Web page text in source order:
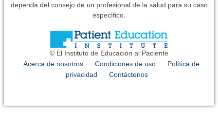
dependa del consejo de un profesional de la salud para su caso
específico.
© El Instituto de Educación al Paciente
Acerca de nosotros
Condiciones de uso
Política de
privacidad
Contáctenos